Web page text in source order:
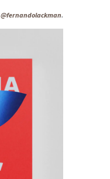
@fernandolackman.